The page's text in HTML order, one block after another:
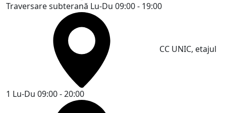
Traversare subterană Lu-Du 09:00 - 19:00
CC UNIC, etajul
1 Lu-Du 09:00 - 20:00